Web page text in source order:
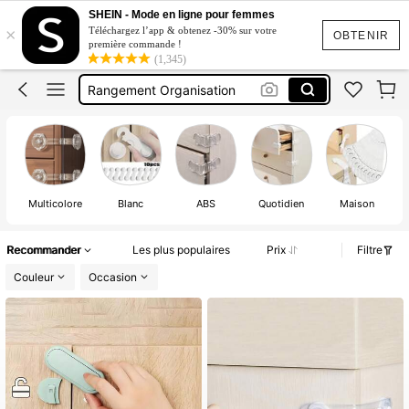
OBTENIR
×
SHEIN - Mode en ligne pour femmes
Téléchargez l’app & obtenez -30% sur votre
première commande !
(1,345)
Securite Bébé
Sécurité Armoire
Rangement Organisation
Safety Kid
Securite Bébé
Multicolore Blanc ABS Quotidien Maison
Recommander Les plus populaires Prix
Filtre
Couleur
Occasion